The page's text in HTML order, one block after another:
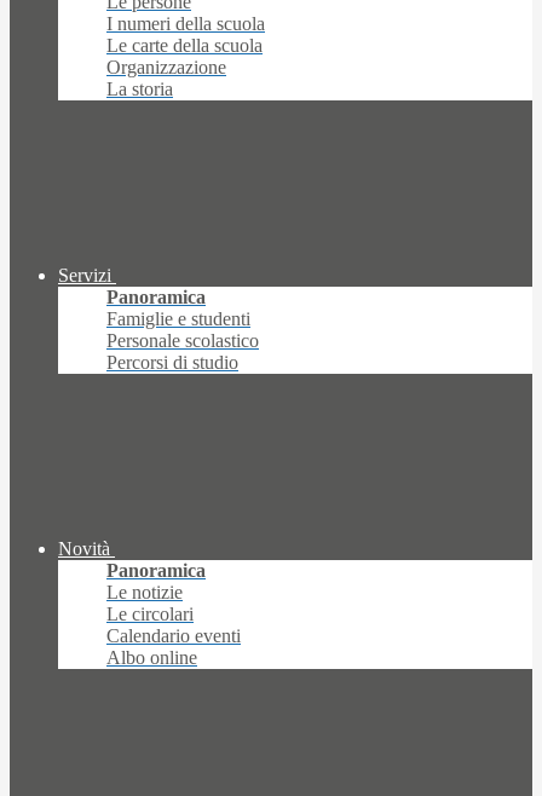
I numeri della scuola
Le carte della scuola
Organizzazione
La storia
Servizi
Panoramica
Famiglie e studenti
Personale scolastico
Percorsi di studio
Novità
Panoramica
Le notizie
Le circolari
Calendario eventi
Albo online